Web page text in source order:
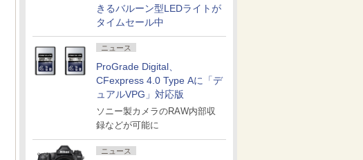
きるバルーン型LEDライトが
タイムセール中
ニュース
ProGrade Digital、
CFexpress 4.0 Type Aに「デ
ュアルVPG」対応版
ソニー製カメラのRAW内部収
録などが可能に
ニュース